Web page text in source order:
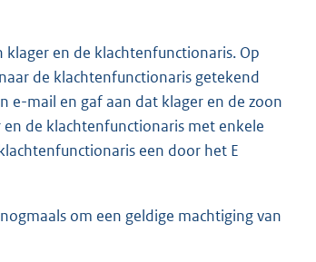
en de klachtenfunctionaris. Op
de klachtenfunctionaris getekend
e-mail en gaf aan dat klager en de zoon
de klachtenfunctionaris met enkele
een door het E
om een geldige machtiging van